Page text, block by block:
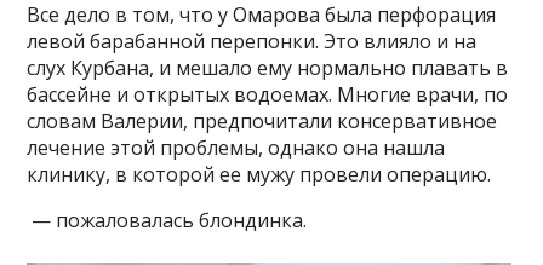
Все дело в том, что у Омарова была перфорация
левой барабанной перепонки. Это влияло и на
слух Курбана, и мешало ему нормально плавать в
бассейне и открытых водоемах. Многие врачи, по
словам Валерии, предпочитали консервативное
лечение этой проблемы, однако она нашла
клинику, в которой ее мужу провели операцию.
— пожаловалась блондинка.